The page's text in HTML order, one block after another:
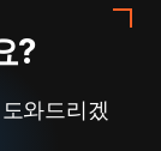
?
와드리겠